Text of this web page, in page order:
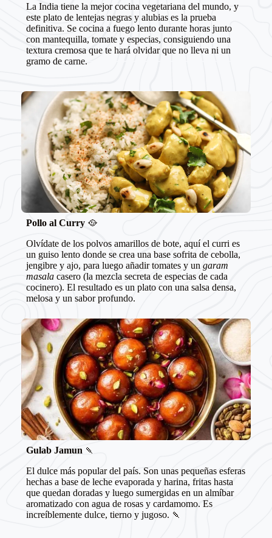
La India tiene la mejor cocina vegetariana del mundo, y
este plato de lentejas negras y alubias es la prueba
definitiva. Se cocina a fuego lento durante horas junto
con mantequilla, tomate y especias, consiguiendo una
textura cremosa que te hará olvidar que no lleva ni un
gramo de carne.
Pollo al Curry 🥘
Olvídate de los polvos amarillos de bote, aquí el curri es
un guiso lento donde se crea una base sofrita de cebolla,
jengibre y ajo, para luego añadir tomates y un garam
masalacasero (la mezcla secreta de especias de cada
cocinero). El resultado es un plato con una salsa densa,
melosa y un sabor profundo.
Gulab Jamun 🍡
El dulce más popular del país. Son unas pequeñas esferas
hechas a base de leche evaporada y harina, fritas hasta
que quedan doradas y luego sumergidas en un almíbar
aromatizado con agua de rosas y cardamomo. Es
increíblemente dulce, tierno y jugoso. 🍡